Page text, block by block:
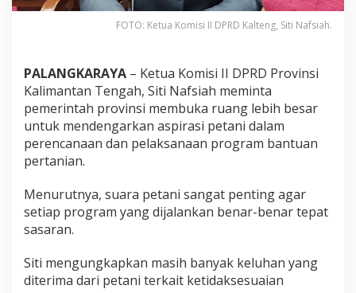
FOTO: Ketua Komisi II DPRD Kalteng, Siti Nafsiah.
PALANGKARAYA – Ketua Komisi II DPRD Provinsi
Kalimantan Tengah, Siti Nafsiah meminta
pemerintah provinsi membuka ruang lebih besar
untuk mendengarkan aspirasi petani dalam
perencanaan dan pelaksanaan program bantuan
pertanian.
Menurutnya, suara petani sangat penting agar
setiap program yang dijalankan benar-benar tepat
sasaran.
Siti mengungkapkan masih banyak keluhan yang
diterima dari petani terkait ketidaksesuaian